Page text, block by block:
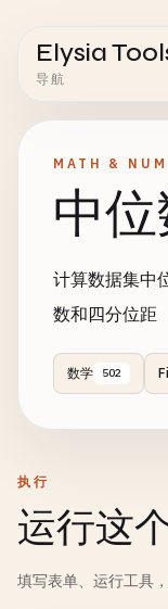
Elysia
导航
MATH &
中
计算数据集中
数和四分位距
数学 502
执行
运行这
填写表单、运行工具